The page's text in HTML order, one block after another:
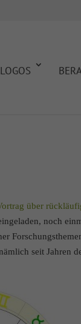
über
noch
seit Jahren